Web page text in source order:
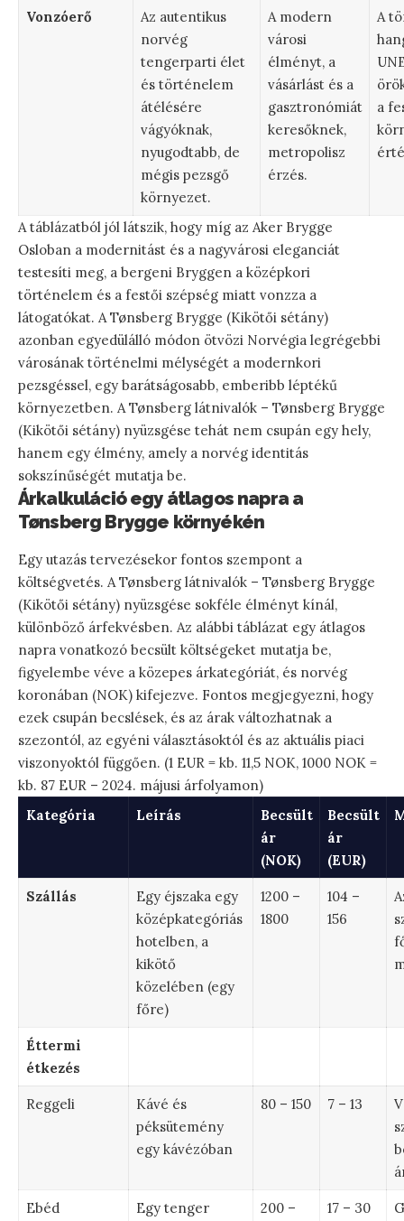
Vonzóerő
Az autentikus
norvég
tengerparti élet
és történelem
átélésére
vágyóknak,
nyugodtabb, de
mégis pezsgő
környezet.
A modern
városi
élményt, a
vásárlást és a
gasztronómiát
keresőknek,
metropolisz
érzés.
A
a
A táblázatból jól látszik, hogy míg az Aker Brygge
Osloban a modernitást és a nagyvárosi eleganciát
testesíti meg, a bergeni Bryggen a középkori
történelem és a festői szépség miatt vonzza a
látogatókat. A Tønsberg Brygge (Kikötői sétány)
azonban egyedülálló módon ötvözi Norvégia legrégebbi
városának történelmi mélységét a modernkori
pezsgéssel, egy barátságosabb, emberibb léptékű
környezetben. A Tønsberg látnivalók – Tønsberg Brygge
(Kikötői sétány) nyüzsgése tehát nem csupán egy hely,
hanem egy élmény, amely a norvég identitás
sokszínűségét mutatja be.
Árkalkuláció egy átlagos napra a
Tønsberg Brygge környékén
Egy utazás tervezésekor fontos szempont a
költségvetés. A Tønsberg látnivalók – Tønsberg Brygge
(Kikötői sétány) nyüzsgése sokféle élményt kínál,
különböző árfekvésben. Az alábbi táblázat egy átlagos
napra vonatkozó becsült költségeket mutatja be,
figyelembe véve a közepes árkategóriát, és norvég
koronában (NOK) kifejezve. Fontos megjegyezni, hogy
ezek csupán becslések, és az árak változhatnak a
szezontól, az egyéni választásoktól és az aktuális piaci
viszonyoktól függően. (1 EUR = kb. 11,5 NOK, 1000 NOK =
kb. 87 EUR – 2024. májusi árfolyamon)
Kategória
Leírás
Becsült
ár
(NOK)
Becsült
ár
(EUR)
Szállás
Egy éjszaka egy
középkategóriás
hotelben, a
kikötő
közelében (egy
főre)
1200 –
1800
104 –
156
Éttermi
étkezés
Reggeli
Kávé és
péksütemény
egy kávézóban
80 – 150 7 – 13
Ebéd
Egy tenger
200 –
17 – 30